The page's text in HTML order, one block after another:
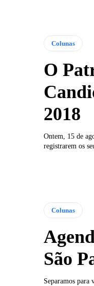
Colunas
O
2018
Ontem, 15 de
registrarem os
Colunas
São
Separamos para